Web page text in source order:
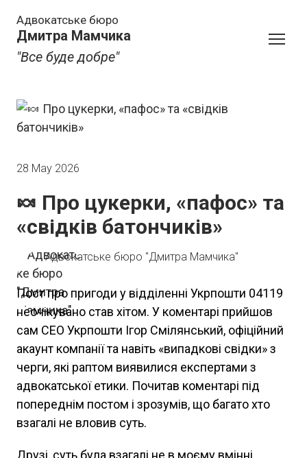
Адвокатське бюро
Дмитра Мамчика
"Все буде добре"
28 May 2026
🍬 Про цукерки, «пафос» та
«свідків батончиків»
Адвокатське бюро "Дмитра Мамчика"
Пост про пригоди у відділенні Укрпошти 04119
неочікувано став хітом. У коментарі прийшов
сам СЕО Укрпошти Ігор Смілянський, офіційний
акаунт компанії та навіть «випадкові свідки» з
черги, які раптом виявилися експертами з
адвокатської етики. Почитав коментарі під
попереднім постом і зрозумів, що багато хто
взагалі не вловив суть.
Друзі, суть була взагалі не в моєму вмінні